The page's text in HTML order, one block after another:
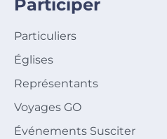
Participer
Particuliers
Églises
Représentants
Voyages GO
Événements Susciter